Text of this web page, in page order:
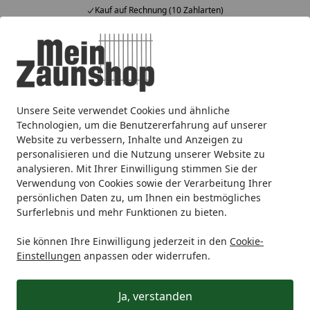
Unsere Seite verwendet Cookies und ähnliche
Technologien, um die Benutzererfahrung auf unserer
Website zu verbessern, Inhalte und Anzeigen zu
personalisieren und die Nutzung unserer Website zu
analysieren. Mit Ihrer Einwilligung stimmen Sie der
Verwendung von Cookies sowie der Verarbeitung Ihrer
persönlichen Daten zu, um Ihnen ein bestmögliches
Surferlebnis und mehr Funktionen zu bieten.
Sie können Ihre Einwilligung jederzeit in den Cookie-
Einstellungen anpassen oder widerrufen.
Ja, verstanden
Kauf auf Rechnung (10 Zahlarten)
Alle Produkte
Mein Konto
Suchen
Startseite
Sichtschutz Bambus BambusBASIS Modul5 Edelstahl
BambusBASIS Modul5 Anfangs- /
Endpfosten Edelstahl